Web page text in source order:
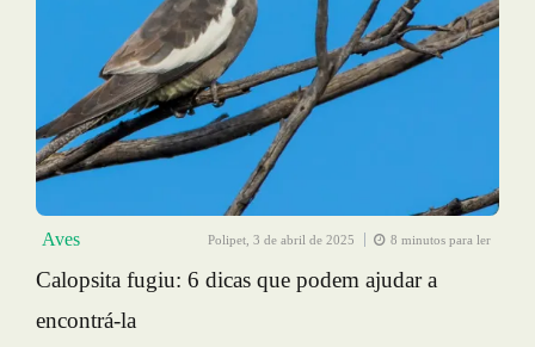
Aves Polipet, 3 de abril de 2025 8 minutos para ler
Calopsita fugiu: 6 dicas que podem ajudar a
encontrá-la